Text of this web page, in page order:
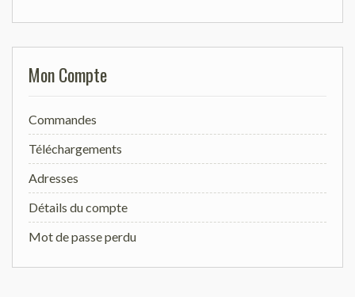
Mon Compte
Commandes
Téléchargements
Adresses
Détails du compte
Mot de passe perdu